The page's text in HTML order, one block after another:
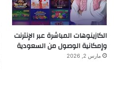
الكازينوهات المباشرة عبر الإنترنت
وإمكانية الوصول من السعودية
مارس 2, 2026